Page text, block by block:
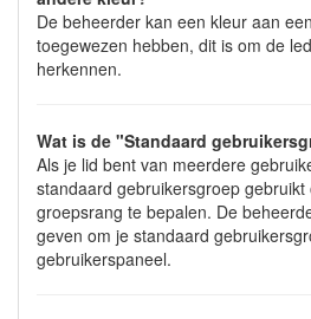
De beheerder kan een kleur aan
toegewezen hebben, dit is om de
herkennen.
Wat is de "Standaard
Als je lid bent van meerdere
standaard gebruikersgroep
groepsrang te bepalen. De
geven om je standaard
gebruikerspaneel.